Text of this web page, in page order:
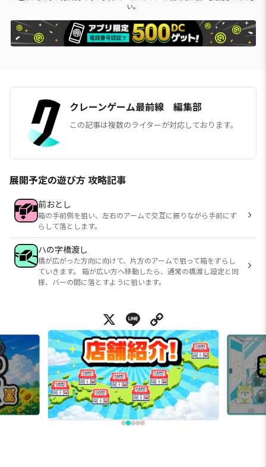
い。
クレーンゲーム最前線 編集部
この記事は複数のライターが対応しております。
展開予定の遊び方 攻略記事
前おとし
箱の手前側を狙い、左右のアームで交互に振りながら手前にず
らして落とします。
ハの字橋渡し
橋が広がった方向に向けて、片方のアームで狙って箱をずらし
ていきます。 箱が広い方へ移動したら、通常の橋渡し設定と同
様、バーの間に落とすように狙います。
X Line